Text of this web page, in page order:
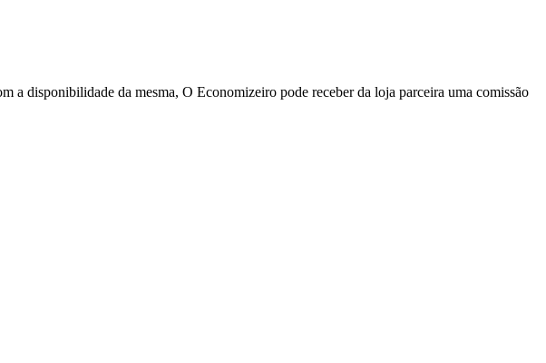
a disponibilidade da mesma, O Economizeiro pode receber da loja parceira uma comissão